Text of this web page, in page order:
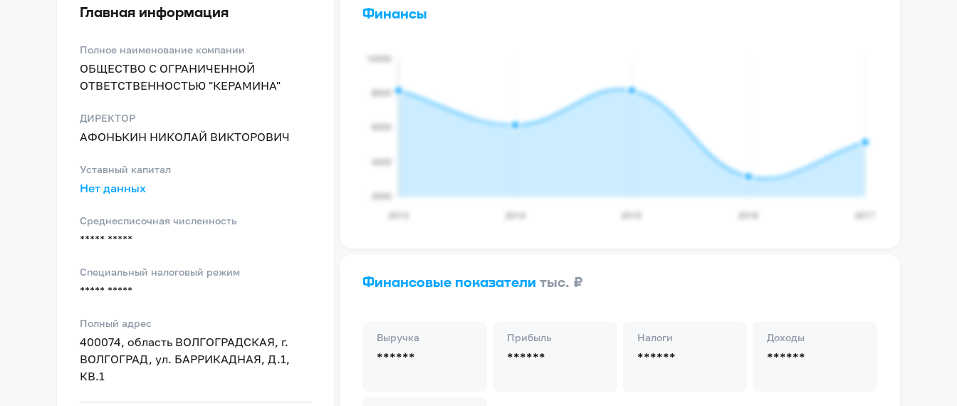
Главная информация
Полное наименование компании
ОБЩЕСТВО С ОГРАНИЧЕННОЙ
ОТВЕТСТВЕННОСТЬЮ "КЕРАМИНА"
ДИРЕКТОР
АФОНЬКИН НИКОЛАЙ ВИКТОРОВИЧ
Уставный капитал
Нет данных
Среднесписочная численность
***** *****
Специальный налоговый режим
***** *****
Полный адрес
400074, область ВОЛГОГРАДСКАЯ, г.
ВОЛГОГРАД, ул. БАРРИКАДНАЯ, Д.1,
КВ.1
Финансы
Финансовые показателитыс. ₽
Выручка
******
Прибыль
******
Налоги
******
Доходы
******